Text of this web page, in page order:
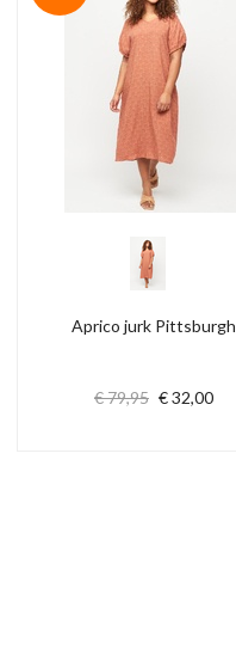
Aprico jurk Pittsburgh
€ 79,95 € 32,00